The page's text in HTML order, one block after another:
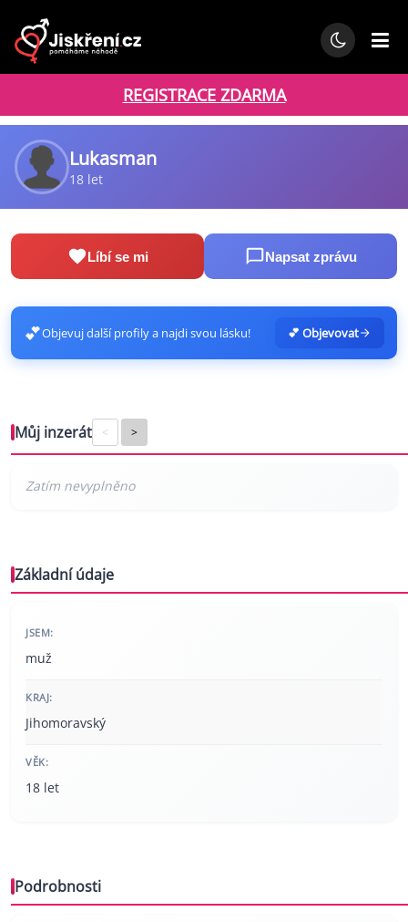
REGISTRACE ZDARMA
Lukasman
18 let
Líbí se mi Napsat zprávu
💕Objevuj další profily a najdi svou lásku! 💕 Objevovat
Můj inzerát < >
Základní údaje
JSEM:
muž
KRAJ:
Jihomoravský
VĚK:
18 let
Podrobnosti